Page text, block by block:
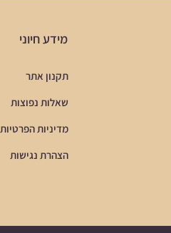
מידע חיוני
תקנון אתר
שאלות נפוצות
מדיניות הפרטיות
הצהרת נגישות